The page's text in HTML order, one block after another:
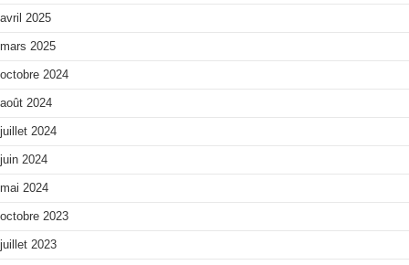
avril 2025
mars 2025
octobre 2024
août 2024
juillet 2024
juin 2024
mai 2024
octobre 2023
juillet 2023